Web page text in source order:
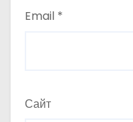
Email *
Сайт